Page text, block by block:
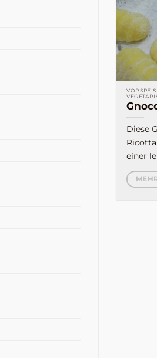
Diese
einer